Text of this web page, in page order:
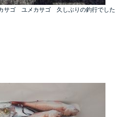
ゴ ユメカサゴ 久しぶりの釣行でした